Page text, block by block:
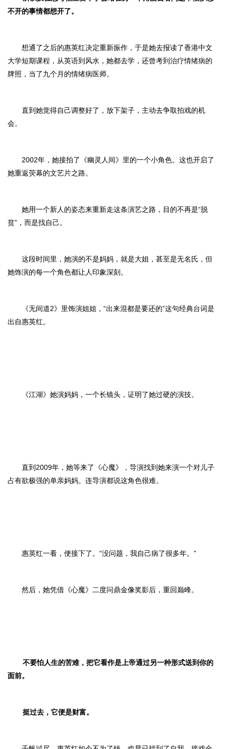
不开的事情都想开了。
想通了之后的惠英红决定重新振作，于是她去报读了香港中文
大学短期课程，从英语到风水，她都去学，还曾考到治疗情绪病的
牌照，当了九个月的情绪病医师。
直到她觉得自己调整好了，放下架子，主动去争取拍戏的机
会。
2002年，她接拍了《幽灵人间》里的一个小角色。这也开启了
她重返荧幕的文艺片之路。
她用一个新人的姿态来重新走这条演艺之路，目的不再是“脱
贫”，而是找自己。
这段时间里，她演的不是妈妈，就是大姐，甚至是无名氏，但
她饰演的每一个角色都让人印象深刻。
《无间道2》里饰演姐姐，“出来混都是要还的”这句经典台词是
出自惠英红。
《江湖》她演妈妈，一个长镜头，证明了她过硬的演技。
直到2009年，她等来了《心魔》，导演找到她来演一个对儿子
占有欲极强的单亲妈妈。连导演都说这角色很难。
惠英红一看，便接下了。“没问题，我自己病了很多年。”
然后，她凭借《心魔》二度问鼎金像奖影后，重回巅峰。
不要怕人生的苦难，把它看作是上帝通过另一种形式送到你的
面前。
挺过去，它便是财富。